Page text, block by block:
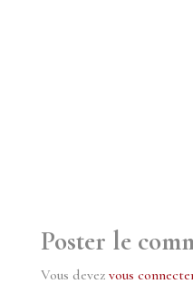
Poster le
Vous devez vous